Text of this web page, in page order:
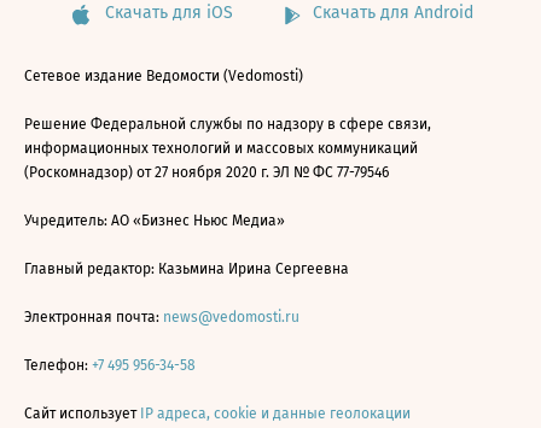
Скачать для iOS Скачать для Android
Сетевое издание Ведомости (Vedomosti)
Решение Федеральной службы по надзору в сфере связи,
информационных технологий и массовых коммуникаций
(Роскомнадзор) от 27 ноября 2020 г. ЭЛ № ФС 77-79546
Учредитель: АО «Бизнес Ньюс Медиа»
Главный редактор: Казьмина Ирина Сергеевна
Электронная почта: news@vedomosti.ru
Телефон: +7 495 956-34-58
Сайт использует IP адреса, cookie и данные геолокации